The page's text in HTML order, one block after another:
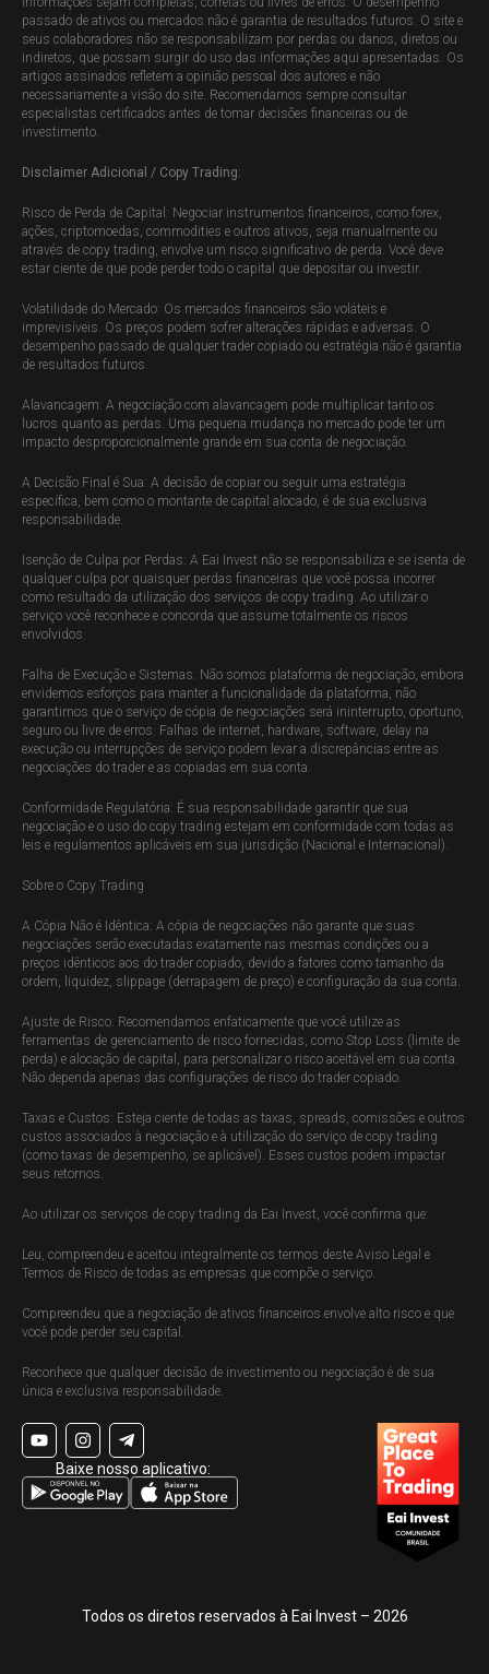
passado de ativos ou mercados não é garantia de resultados futuros. O site e
seus colaboradores não se responsabilizam por perdas ou danos, diretos ou
indiretos, que possam surgir do uso das informações aqui apresentadas. Os
artigos assinados refletem a opinião pessoal dos autores e não
necessariamente a visão do site. Recomendamos sempre consultar
especialistas certificados antes de tomar decisões financeiras ou de
investimento.
Disclaimer Adicional / Copy Trading:
Risco de Perda de Capital: Negociar instrumentos financeiros, como forex,
ações, criptomoedas, commodities e outros ativos, seja manualmente ou
através de copy trading, envolve um risco significativo de perda. Você deve
estar ciente de que pode perder todo o capital que depositar ou investir.
Volatilidade do Mercado: Os mercados financeiros são voláteis e
imprevisíveis. Os preços podem sofrer alterações rápidas e adversas. O
desempenho passado de qualquer trader copiado ou estratégia não é garantia
de resultados futuros.
Alavancagem: A negociação com alavancagem pode multiplicar tanto os
lucros quanto as perdas. Uma pequena mudança no mercado pode ter um
impacto desproporcionalmente grande em sua conta de negociação.
A Decisão Final é Sua: A decisão de copiar ou seguir uma estratégia
específica, bem como o montante de capital alocado, é de sua exclusiva
responsabilidade.
Isenção de Culpa por Perdas: A Eai Invest não se responsabiliza e se isenta de
qualquer culpa por quaisquer perdas financeiras que você possa incorrer
como resultado da utilização dos serviços de copy trading. Ao utilizar o
serviço você reconhece e concorda que assume totalmente os riscos
envolvidos.
Falha de Execução e Sistemas: Não somos plataforma de negociação, embora
envidemos esforços para manter a funcionalidade da plataforma, não
garantimos que o serviço de cópia de negociações será ininterrupto, oportuno,
seguro ou livre de erros. Falhas de internet, hardware, software, delay na
execução ou interrupções de serviço podem levar a discrepâncias entre as
negociações do trader e as copiadas em sua conta.
Conformidade Regulatória: É sua responsabilidade garantir que sua
negociação e o uso do copy trading estejam em conformidade com todas as
leis e regulamentos aplicáveis em sua jurisdição (Nacional e Internacional).
Sobre o Copy Trading
A Cópia Não é Idêntica: A cópia de negociações não garante que suas
negociações serão executadas exatamente nas mesmas condições ou a
preços idênticos aos do trader copiado, devido a fatores como tamanho da
ordem, liquidez, slippage (derrapagem de preço) e configuração da sua conta.
Ajuste de Risco: Recomendamos enfaticamente que você utilize as
ferramentas de gerenciamento de risco fornecidas, como Stop Loss (limite de
perda) e alocação de capital, para personalizar o risco aceitável em sua conta.
Não dependa apenas das configurações de risco do trader copiado.
Taxas e Custos: Esteja ciente de todas as taxas, spreads, comissões e outros
custos associados à negociação e à utilização do serviço de copy trading
(como taxas de desempenho, se aplicável). Esses custos podem impactar
seus retornos.
Ao utilizar os serviços de copy trading da Eai Invest, você confirma que:
Leu, compreendeu e aceitou integralmente os termos deste Aviso Legal e
Termos de Risco de todas as empresas que compõe o serviço.
Compreendeu que a negociação de ativos financeiros envolve alto risco e que
você pode perder seu capital.
Reconhece que qualquer decisão de investimento ou negociação é de sua
única e exclusiva responsabilidade.
Baixe nosso aplicativo:
Todos os diretos reservados à Eai Invest – 2026